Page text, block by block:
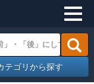
テゴリから探す